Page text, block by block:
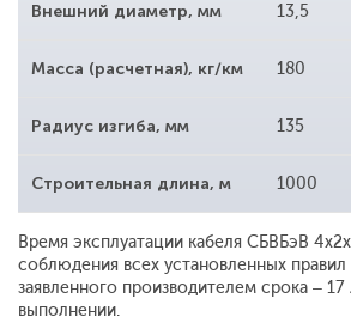
Внешний диаметр, мм 13,5
Масса (расчетная), кг/км 180
Радиус изгиба, мм 135
Строительная длина, м 1000
Время эксплуатации кабеля СБВБэВ
соблюдения всех установленных правил
заявленного производителем срока – 17
выполнении.